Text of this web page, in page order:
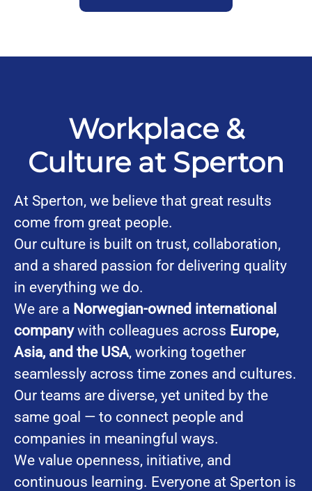
Workplace &
Culture at Sperton
At Sperton, we believe that great results
come from great people.
Our culture is built on trust, collaboration,
and a shared passion for delivering quality
in everything we do.
We are a Norwegian-owned international
companywith colleagues across Europe,
Asia, and the USA, working together
seamlessly across time zones and cultures.
Our teams are diverse, yet united by the
same goal — to connect people and
companies in meaningful ways.
We value openness, initiative, and
continuous learning. Everyone at Sperton is